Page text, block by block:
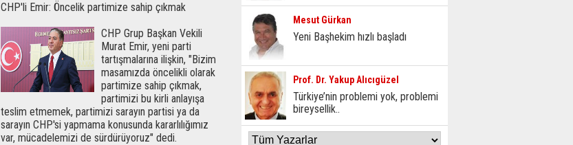
CHP'li Emir: Öncelik partimize sahip çıkmak
CHP Grup Başkan Vekili
Murat Emir, yeni parti
tartışmalarına ilişkin, "Bizim
masamızda öncelikli olarak
partimize sahip çıkmak,
partimizi bu kirli anlayışa
teslim etmemek, partimizi sarayın partisi ya da
sarayın CHP'si yapmama konusunda kararlılığımız
var, mücadelemizi de sürdürüyoruz" dedi.
Mesut Gürkan
Yeni Başhekim hızlı başladı
Prof. Dr. Yakup Alıcıgüzel
Türkiye’nin problemi yok, problemi
bireysellik..